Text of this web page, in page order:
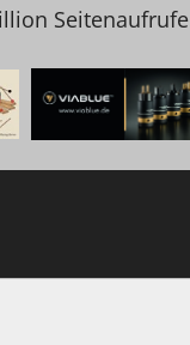
Seitenaufrufe